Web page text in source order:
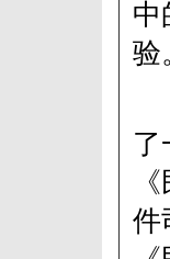
中
验
了
件